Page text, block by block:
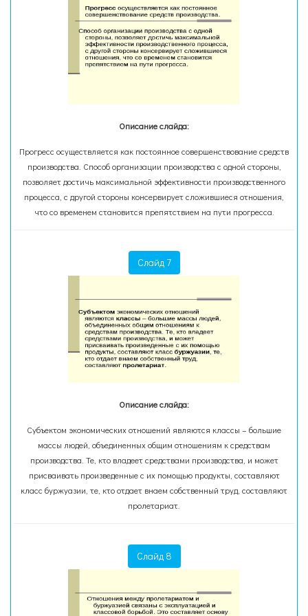
Описание слайда:
Прогресс осуществляется как постоянное совершенствование средств
производства. Способ организации производства с одной стороны,
позволяет достичь максимальной эффективности производственного
процесса, с другой стороны консервирует сложившиеся отношения,
что со временем становится препятствием на пути прогресса.
Слайд 7
Описание слайда:
Субъектом экономических отношений являются классы – большие
массы людей, объединенных общим отношениям к средствам
производства. Те, кто владеет средствами производства, и может
присваивать произведенные с их помощью продукты, составляют
класс буржуазии, те, кто отдает внаем собственный труд, составляют
пролетариат.
Слайд 8